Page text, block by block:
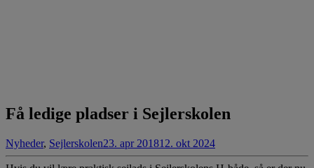
Få ledige pladser i Sejlerskolen
Nyheder, Sejlerskolen23. apr 201812. okt 2024